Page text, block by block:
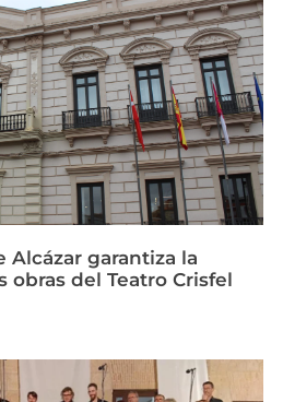
garantiza la
obras del Teatro Crisfel